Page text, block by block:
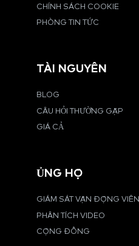
CHÍNH SÁCH COOKIE
PHÒNG TIN TỨC
TÀI NGUYÊN
BLOG
CÂU HỎI THƯỜNG GẶP
GIÁ CẢ
ỦNG HỘ
GIÁM SÁT VẬN ĐỘNG VIÊN
PHÂN TÍCH VIDEO
CỘNG ĐỒNG